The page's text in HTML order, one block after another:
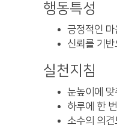
행동특성
긍정적인
신뢰를 기
실천지침
눈높이에 맞
하루에 한
소수의 의견